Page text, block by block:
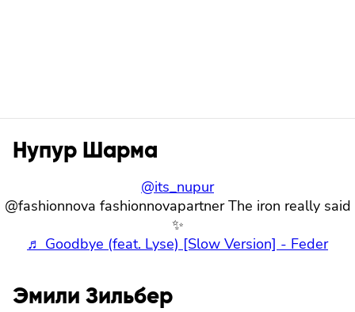
Нупур Шарма
@its_nupur
@fashionnova fashionnovapartner The iron really said
✨
♬ Goodbye (feat. Lyse) [Slow Version] - Feder
Эмили Зильбер